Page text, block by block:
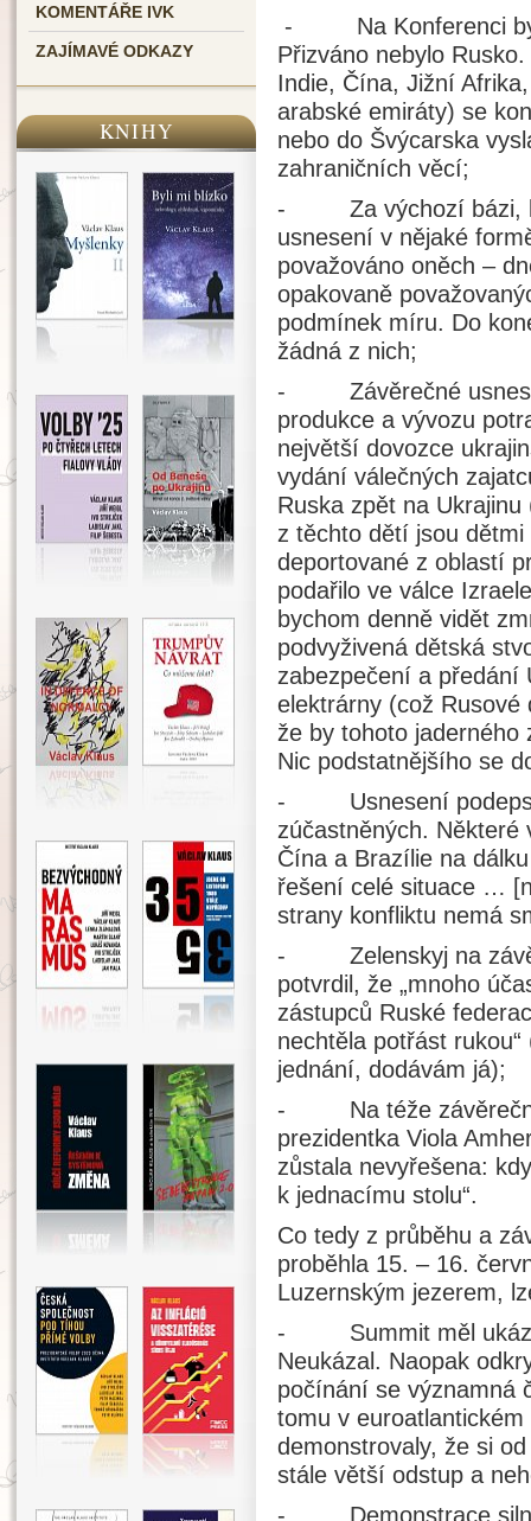
KOMENTÁŘE IVK
ZAJÍMAVÉ ODKAZY
KNIHY
- Na Konferenci
Přizváno nebylo
Indie, Čína, Jižní
arabské emiráty) se
nebo do Švýcarska
zahraničních věcí;
- Za výchozí bázi,
usnesení v nějaké
považováno oněch –
opakovaně
podmínek míru. Do
žádná z nich;
- Závěrečné
produkce a vývozu
největší dovozce
vydání válečných
Ruska zpět na
z těchto dětí jsou
deportované z oblastí
podařilo ve válce
bychom denně vidět
podvyživená dětská
zabezpečení a předání
elektrárny (což
že by tohoto
Nic podstatnějšího se
- Usnesení
zúčastněných.
Čína a Brazílie na
řešení celé situace …
strany konfliktu nemá
- Zelenskyj na
potvrdil, že „mnoho
zástupců Ruské
nechtěla potřást
jednání, dodávám já);
- Na téže závěrečné
prezidentka Viola
zůstala nevyřešena:
k jednacímu stolu“.
Co tedy z průběhu a
proběhla 15. – 16.
Luzernským jezerem,
- Summit měl ukázat
Neukázal. Naopak
počínání se významná
tomu v
demonstrovaly, že si
stále větší odstup a
- Demonstrace silné